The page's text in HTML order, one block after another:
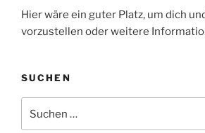
Hier wäre ein guter Platz, um dich
vorzustellen oder weitere
SUCHEN
nach: